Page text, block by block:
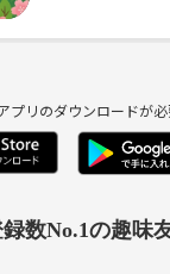
プリのダウンロードが
数No.1の趣味